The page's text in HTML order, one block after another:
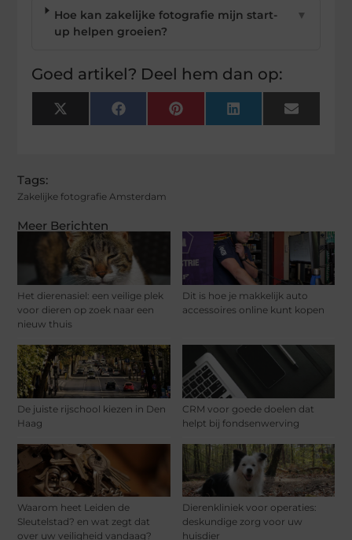
Meer Berichten
Het dierenasiel: een veilige plek
voor dieren op zoek naar een
nieuw thuis
Dit is hoe je makkelijk auto
accessoires online kunt kopen
De juiste rijschool kiezen in Den
Haag
CRM voor goede doelen dat
helpt bij fondsenwerving
Waarom heet Leiden de
Sleutelstad? en wat zegt dat
over uw veiligheid vandaag?
Dierenkliniek voor operaties:
deskundige zorg voor uw
huisdier
Hoe kan zakelijke fotografie mijn start-
up helpen groeien?
▼
Goed artikel? Deel hem dan op:
X
(Twitter)
FacebookPinterest LinkedIn Email
Tags:
Zakelijke fotografie Amsterdam